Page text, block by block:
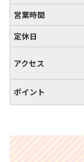
営業時間
定休日
アクセス
ポイント